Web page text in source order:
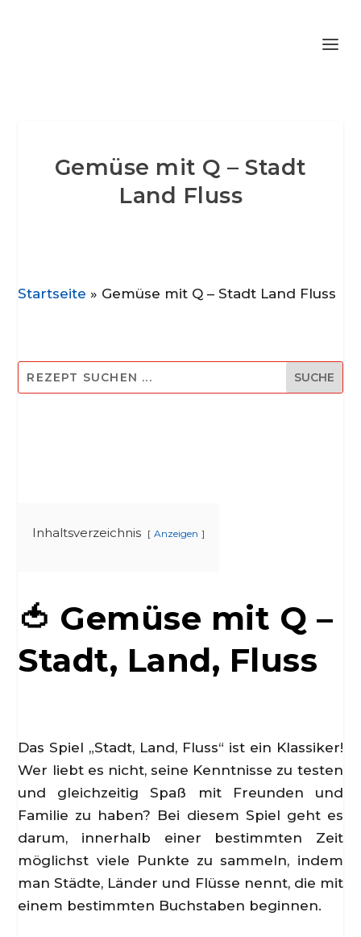
Gemüse mit Q – Stadt
Land Fluss
Startseite » Gemüse mit Q – Stadt Land Fluss
Inhaltsverzeichnis Anzeigen
🍅 Gemüse mit Q –
Stadt, Land, Fluss
Das Spiel „Stadt, Land, Fluss“ ist ein Klassiker!
Wer liebt es nicht, seine Kenntnisse zu testen
und gleichzeitig Spaß mit Freunden und
Familie zu haben? Bei diesem Spiel geht es
darum, innerhalb einer bestimmten Zeit
möglichst viele Punkte zu sammeln, indem
man Städte, Länder und Flüsse nennt, die mit
einem bestimmten Buchstaben beginnen.